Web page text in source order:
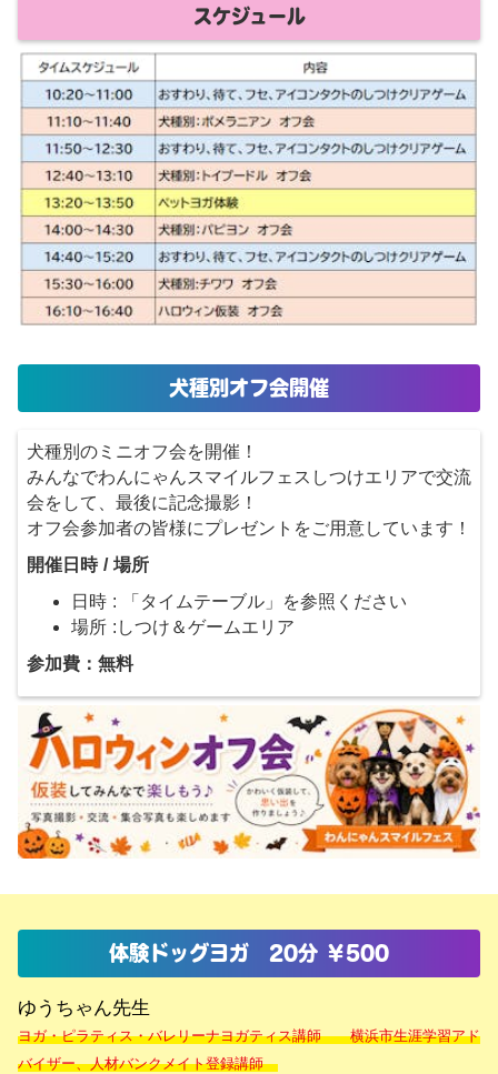
スケジュール
犬種別オフ会開催
犬種別のミニオフ会を開催！
みんなでわんにゃんスマイルフェスしつけエリアで交流
会をして、最後に記念撮影！
オフ会参加者の皆様にプレゼントをご用意しています！
開催日時 / 場所
日時 : 「タイムテーブル」を参照ください
場所 :しつけ＆ゲームエリア
参加費：無料
体験ドッグヨガ 20分 ￥500
ゆうちゃん先生
ヨガ・ピラティス・バレリーナヨガティス講師 横浜市生涯学習アド
バイザー、人材バンクメイト登録講師